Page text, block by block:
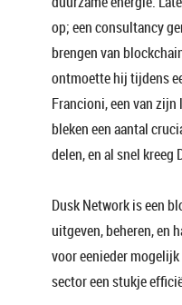
op; een consultancy
brengen van
ontmoette hij tijdens
Francioni, een van
bleken een aantal
delen, en al snel kreeg
Dusk Network is een
uitgeven, beheren, en
voor eenieder
sector een stukje